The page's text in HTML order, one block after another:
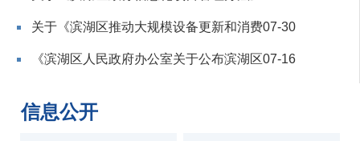
07-30
关于《滨湖区推动大规模设备更新和消费
07-16
《滨湖区人民政府办公室关于公布滨湖区
信息公开